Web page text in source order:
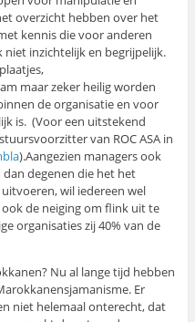
overzicht hebben over het
kennis die voor anderen
inzichtelijk en begrijpelijk.
maar zeker heilig worden
de organisatie en voor
is. (Voor een uitstekend
van ROC ASA in
).Aangezien managers ook
degenen die het het
wil iedereen wel
de neiging om flink uit te
organisaties zij 40% van de
Nu al lange tijd hebben
Er
niet helemaal onterecht, dat